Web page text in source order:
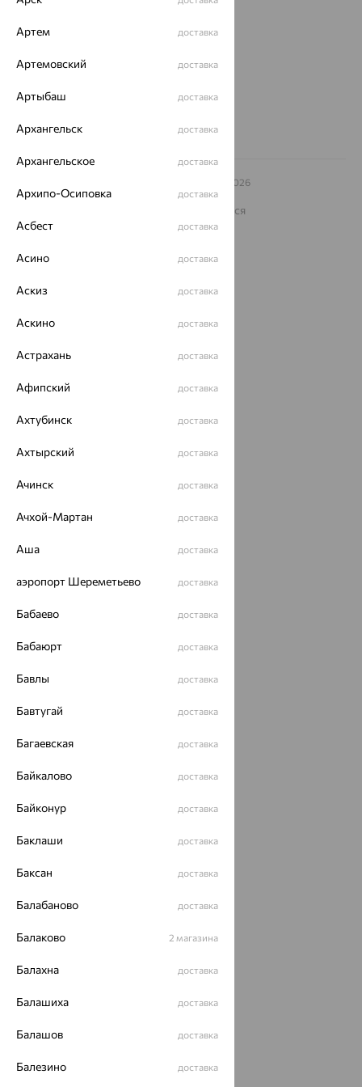
еще 3
Другие города
Заказать звонок
– 2026
Архив акций Архив изделий Карта сайта
На информационном ресурсе применяются
рекомендательные технологии
Политика конфеденциальности
Разработка сайта —
Артем доставка
Артемовский доставка
Артыбаш доставка
Архангельск доставка
Архангельское доставка
Архипо-Осиповка доставка
Асбест доставка
Асино доставка
Аскиз доставка
Аскино доставка
Астрахань доставка
Афипский доставка
Ахтубинск доставка
Ахтырский доставка
Ачинск доставка
Ачхой-Мартан доставка
Аша доставка
аэропорт Шереметьево доставка
Бабаево доставка
Бабаюрт доставка
Бавлы доставка
Бавтугай доставка
Багаевская доставка
Байкалово доставка
Байконур доставка
Баклаши доставка
Баксан доставка
Балабаново доставка
Балаково 2 магазина
Балахна доставка
Балашиха доставка
Балашов доставка
Балезино доставка